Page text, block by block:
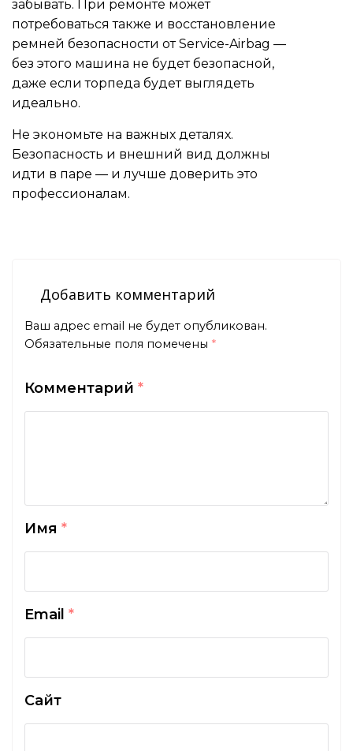
забывать. При ремонте может
потребоваться также и восстановление
ремней безопасности от Service-Airbag —
без этого машина не будет безопасной,
даже если торпеда будет выглядеть
идеально.
Не экономьте на важных деталях.
Безопасность и внешний вид должны
идти в паре — и лучше доверить это
профессионалам.
Добавить комментарий
Ваш адрес email не будет опубликован.
Обязательные поля помечены *
Комментарий *
Имя *
Email *
Сайт